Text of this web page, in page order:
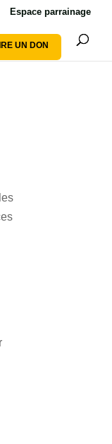
Espace parrainage
UN DON